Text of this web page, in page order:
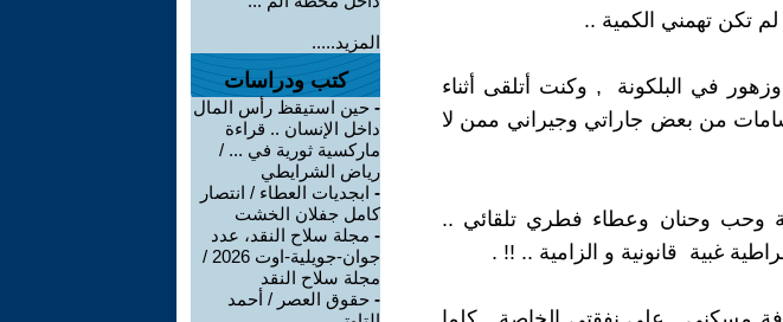
تكن تهمني الكمية ..
في البلكونة , وكنت أتلقى أثناء
من بعض جاراتي وجيراني ممن لا
وحب وحنان وعطاء فطري تلقائي ..
غبية قانونية و الزامية .. !! .
المزيد.....
كتب ودراسات
- حين استيقظ رأس المال
داخل الإنسان .. قراءة
ماركسية ثورية في ... /
رياض الشرايطي
- ابجديات العطاء / انتصار
كامل جفلان الخشت
- مجلة سلاح النقد، عدد
جوان-جويلية-اوت 2026 /
مجلة سلاح النقد
- حقوق العصر / أحمد